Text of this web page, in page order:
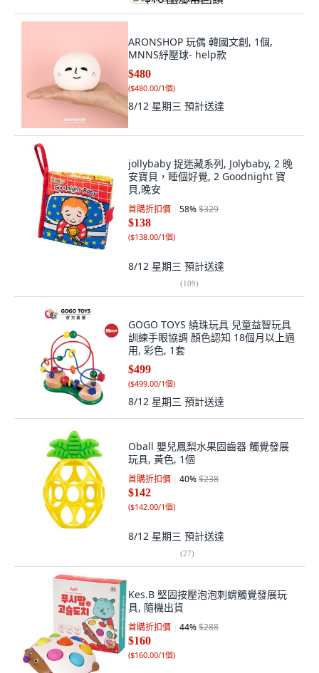
ARONSHOP 玩偶 韓國文創, 1個,
MNNS紓壓球- help款
$480
($480.00/1個)
8/12 星期三 預計送達
jollybaby 捉迷藏系列, Jolybaby, 2 晚
安寶貝，睡個好覺, 2 Goodnight 寶
貝,晚安
首購折扣價 58%$329
$138
($138.00/1個)
8/12 星期三 預計送達
(109)
GOGO TOYS 繞珠玩具 兒童益智玩具
訓練手眼協調 顏色認知 18個月以上適
用, 彩色, 1套
$499
($499.00/1個)
8/12 星期三 預計送達
Oball 嬰兒鳳梨水果固齒器 觸覺發展
玩具, 黃色, 1個
首購折扣價 40%$238
$142
($142.00/1個)
8/12 星期三 預計送達
(27)
Kes.B 堅固按壓泡泡刺蝟觸覺發展玩
具, 隨機出貨
首購折扣價 44%$288
$160
($160.00/1個)